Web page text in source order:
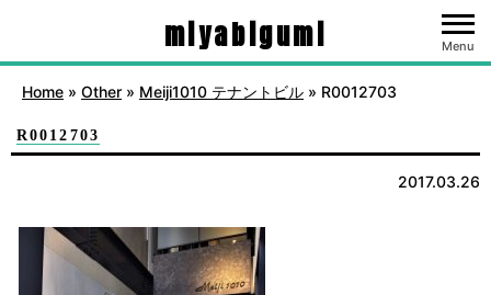
miyabigumi Menu
Home » Other » Meiji1010 テナントビル » R0012703
R0012703
2017.03.26